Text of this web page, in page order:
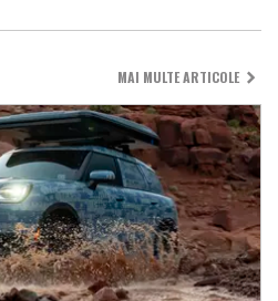
MAI MULTE ARTICOLE